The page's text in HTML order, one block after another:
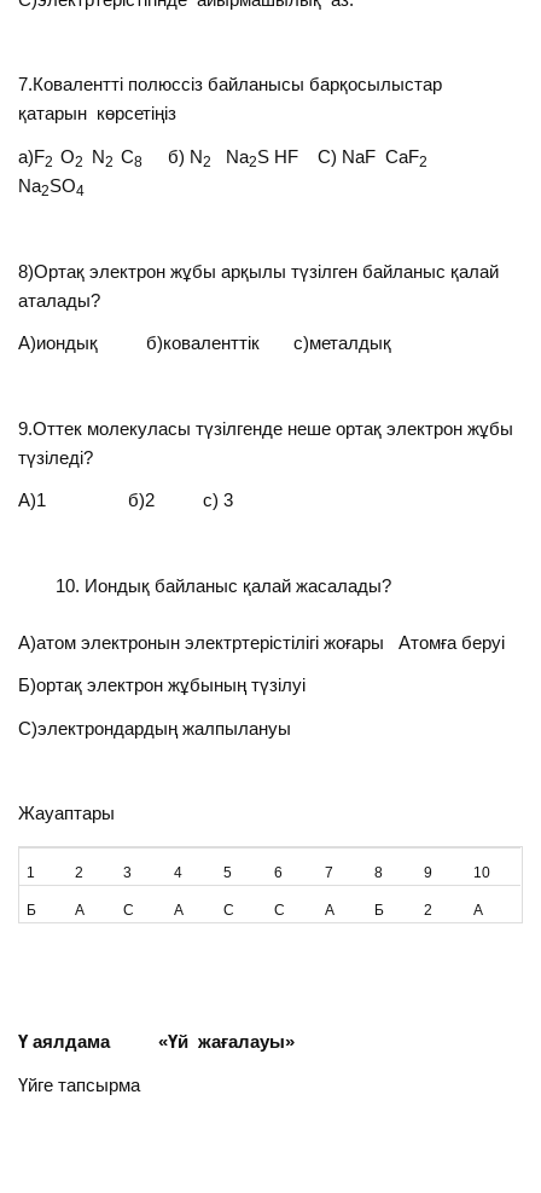
7.Ковалентті полюссіз байланысы барқосылыстар
қатарын көрсетіңіз
а)F2O2 N2C8б) N2 Na2S HF С) NaF CaF2
Na2SO4
8)Ортақ электрон жұбы арқылы түзілген байланыс қалай
аталады?
А)иондық б)коваленттік с)металдық
9.Оттек молекуласы түзілгенде неше ортақ электрон жұбы
түзіледі?
А)1 б)2 с) 3
Иондық байланыс қалай жасалады?
А)атом электронын электртерістілігі жоғары Атомға беруі
Б)ортақ электрон жұбының түзілуі
С)электрондардың жалпылануы
Жауаптары
1 2 3 4 5 6 7 8 9 10
Б А С А С С А Б 2 А
Ү аялдама «Үй жағалауы»
Үйге тапсырма